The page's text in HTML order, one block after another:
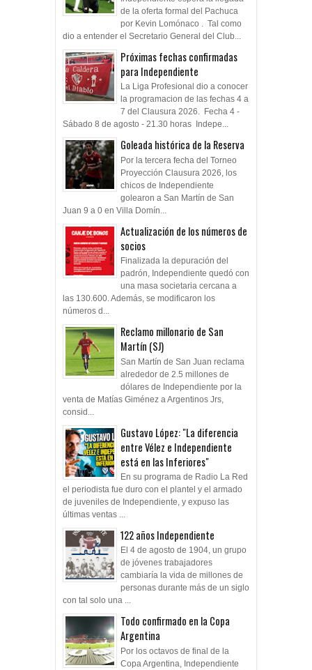
de la oferta formal del Pachuca
por Kevin Lomónaco . Tal como
dio a entender el Secretario General del Club...
Próximas fechas confirmadas
para Independiente
La Liga Profesional dio a conocer
la programacion de las fechas 4 a
7 del Clausura 2026. Fecha 4 -
Sábado 8 de agosto - 21.30 horas Indepe...
Goleada histórica de la Reserva
Por la tercera fecha del Torneo
Proyección Clausura 2026, los
chicos de Independiente
golearon a San Martín de San
Juan 9 a 0 en Villa Domín...
Actualización de los números de
socios
Finalizada la depuración del
padrón, Independiente quedó con
una masa societaria cercana a
las 130.600. Además, se modificaron los
números d...
Reclamo millonario de San
Martín (SJ)
San Martín de San Juan reclama
alrededor de 2.5 millones de
dólares de Independiente por la
venta de Matías Giménez a Argentinos Jrs,
consid...
Gustavo López: "La diferencia
entre Vélez e Independiente
está en las Inferiores"
En su programa de Radio La Red
el periodista fue duro con el plantel y el armado
de juveniles de Independiente, y expuso las
últimas ventas ...
122 años Independiente
El 4 de agosto de 1904, un grupo
de jóvenes trabajadores
cambiaría la vida de millones de
personas durante más de un siglo
con tal solo una ...
Todo confirmado en la Copa
Argentina
Por los octavos de final de la
Copa Argentina, Independiente